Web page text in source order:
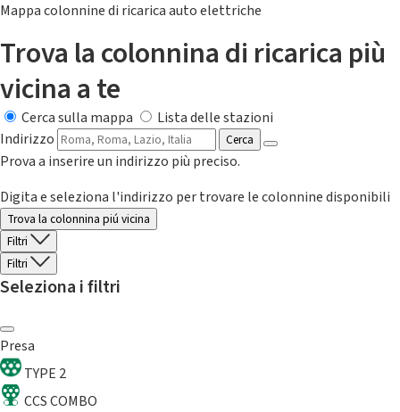
Mappa colonnine di ricarica auto elettriche
Trova la colonnina di ricarica più
vicina a te
Cerca sulla mappa
Lista delle stazioni
Indirizzo
Cerca
Prova a inserire un indirizzo più preciso.
Digita e seleziona l'indirizzo per trovare le colonnine disponibili
Trova la colonnina piú vicina
Filtri
Filtri
Seleziona i filtri
Presa
TYPE 2
CCS COMBO